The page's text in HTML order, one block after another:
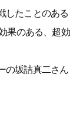
したことのある
果のある、超効
の坂詰真二さん